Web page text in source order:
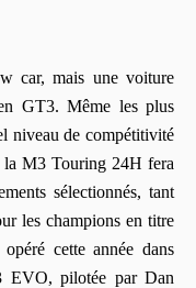
car, mais une voiture
GT3. Même les plus
niveau de compétitivité
la M3 Touring 24H fera
sélectionnés, tant
les champions en titre
cette année dans
pilotée par Dan